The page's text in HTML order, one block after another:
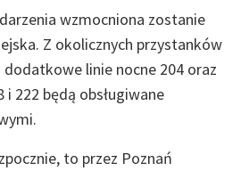
wzmocniona zostanie
Z okolicznych przystanków
linie nocne 204 oraz
i 222 będą obsługiwane
to przez Poznań